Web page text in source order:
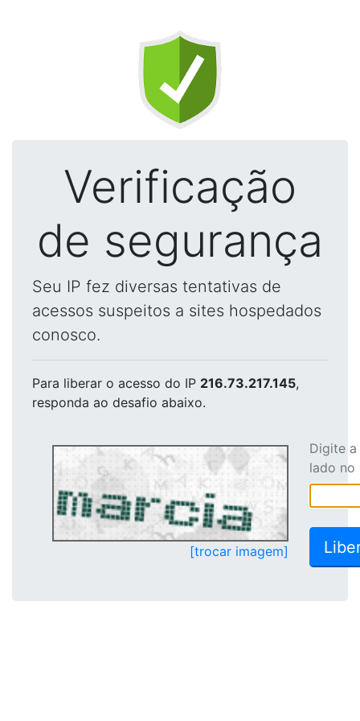
Verificação
de segurança
Seu IP fez diversas tentativas de
acessos suspeitos a sites hospedados
conosco.
Para liberar o acesso do IP 216.73.217.145,
responda ao desafio abaixo.
[trocar imagem]
Digite
lado no